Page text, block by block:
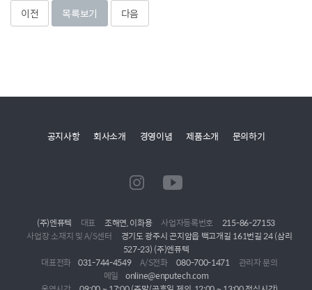
이전 목록보기 다음
공지사항 회사소개 경영이념 제품소개 문의하기
(주)엔퓨텍 대표 조해연, 이화용 사업자등록번호
215-86-27153
사업장 소재지 및 A/S센터
경기도 광주시 곤지암읍 백고개길 161번길 24 (삼리
527-23) (주)엔퓨텍
대표전화 031-744-4549 A/S전화 080-700-1471
관리자 문의
메일
online@enputech.com